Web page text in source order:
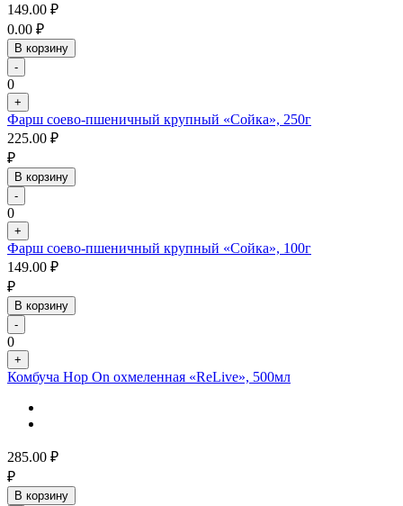
149.00 ₽
0.00 ₽
В корзину
-
0
+
Фарш соево-пшеничный крупный «Сойка», 250г
225.00 ₽
₽
В корзину
-
0
+
Фарш соево-пшеничный крупный «Сойка», 100г
149.00 ₽
₽
В корзину
-
0
+
Комбуча Hop On охмеленная «ReLive», 500мл
285.00 ₽
₽
В корзину